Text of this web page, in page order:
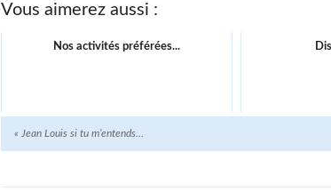
Vous aimerez aussi :
Nos activités préférées...
« Jean Louis si tu m’entends…